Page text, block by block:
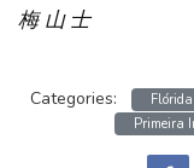
梅 山 士
Categories: Flórida
Primeira